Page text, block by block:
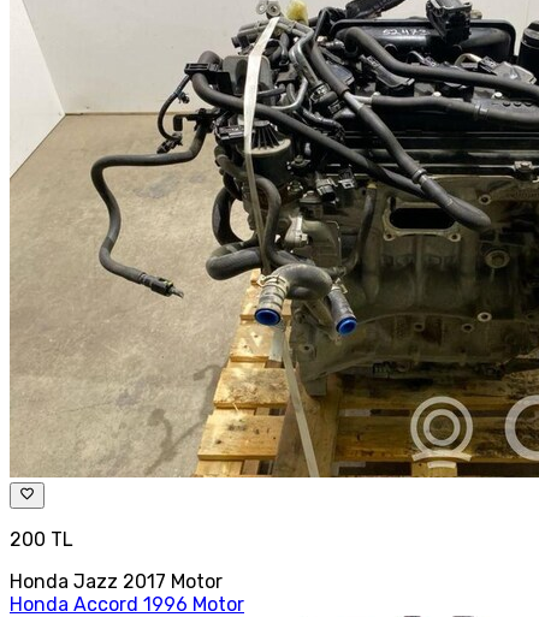
200 TL
Honda Jazz 2017 Motor
Honda Accord 1996 Motor